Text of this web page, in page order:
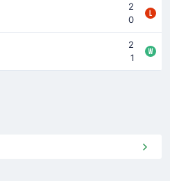
2
0
2
1